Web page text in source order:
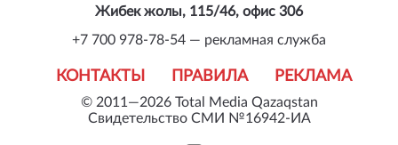
© 2011—2026 Total Media Qazaqstan
Свидетельство СМИ №16942-ИА
КОНТАКТЫ ПРАВИЛА РЕКЛАМА
Жибек жолы, 115/46, офис 306
+7 700 978-78-54 — рекламная служба